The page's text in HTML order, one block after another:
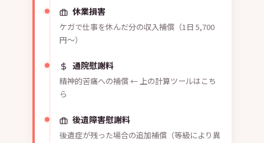
休業損害
ケガで仕事を休んだ分の収入補償（1日 5,700
円〜）
通院慰謝料
精神的苦痛への補償 ← 上の計算ツールはこち
ら
後遺障害慰謝料
後遺症が残った場合の追加補償（等級により異